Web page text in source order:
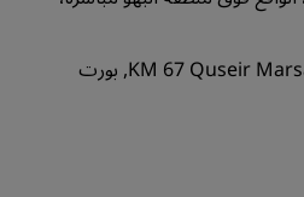
يقع هذا المطعم في KM 67 Quseir Marsa Alam Road, Marina Promenade, بورت